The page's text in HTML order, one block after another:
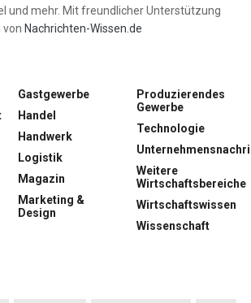
und mehr. Mit freundlicher Unterstützung
von Nachrichten-Wissen.de
Gastgewerbe
Handel
Handwerk
Logistik
Magazin
Marketing &
Design
Produzierendes
Gewerbe
Technologie
Weitere
Wirtschaftsbereiche
Wirtschaftswissen
Wissenschaft